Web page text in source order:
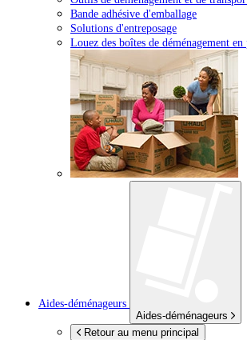
Bande adhésive d'emballage
Solutions d'entreposage
Louez des boîtes de déménagement en
Aides-déménageurs
Aides-déménageurs
Retour au menu principal